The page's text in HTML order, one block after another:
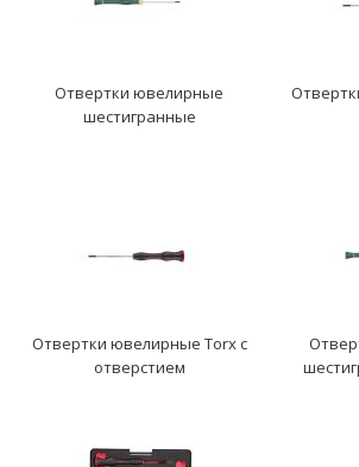
Отвертки ювелирные
шестигранные
Отвертки ювелирные Torx с
отверстием